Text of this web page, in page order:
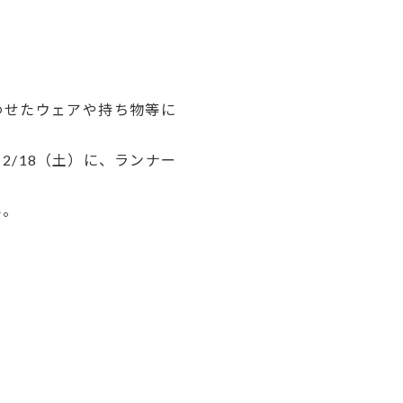
たウェアや持ち物等に
18（土）に、ランナー